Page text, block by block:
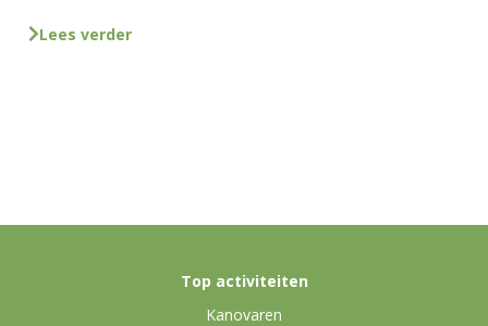
Lees verder
Top activiteiten
Kanovaren